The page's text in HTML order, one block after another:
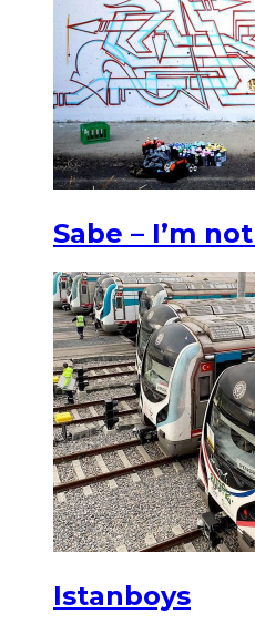
Sabe – I’m
Istanboys